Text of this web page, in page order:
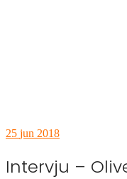
25 jun 2018
Intervju –